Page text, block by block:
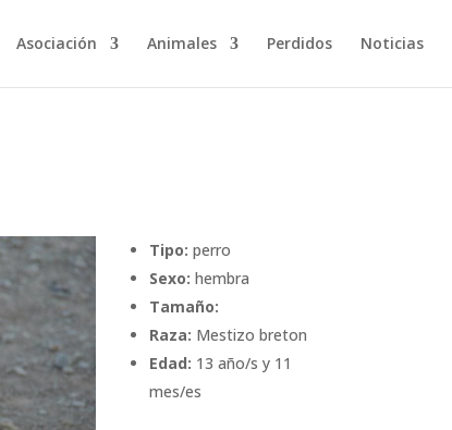
Asociación Animales Perdidos Noticias
Tipo: perro
Sexo: hembra
Tamaño:
Raza: Mestizo breton
Edad: 13 año/s y 11
mes/es